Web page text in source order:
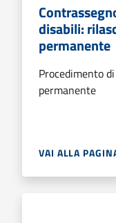
disabili:
permanente
Procedimento
permanente
VAI ALLA